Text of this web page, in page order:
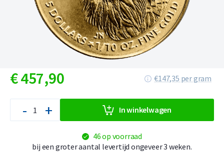
€457,90 €147,35 per gram
- + In winkelwagen
46 op voorraad
bij een groter aantal levertijd ongeveer 3 weken.